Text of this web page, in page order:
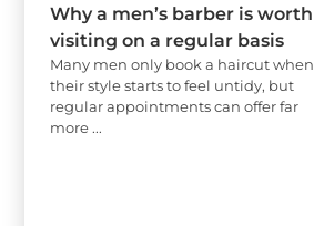
Why a men’s barber is worth
visiting on a regular basis
Many men only book a haircut when
their style starts to feel untidy, but
regular appointments can offer far
more ...